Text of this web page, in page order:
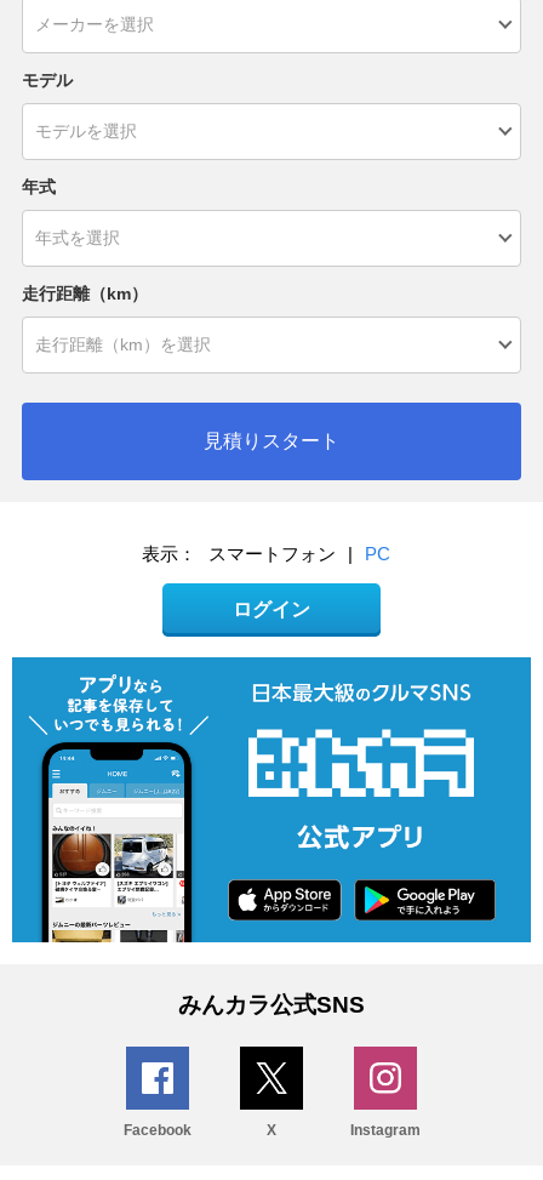
モデル
年式
走行距離（km）
見積りスタート
表示： スマートフォン | PC
ログイン
みんカラ公式SNS
Facebook X Instagram